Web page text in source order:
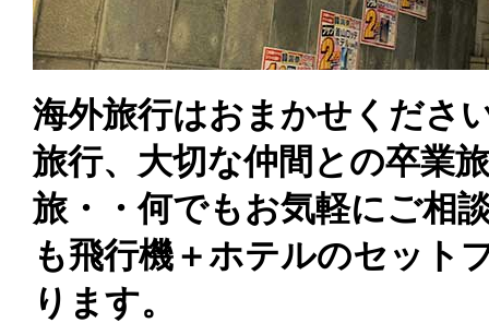
海外旅行はおまかせくださ
旅行、大切な仲間との卒業
旅・・何でもお気軽にご相
も飛行機＋ホテルのセット
ります。